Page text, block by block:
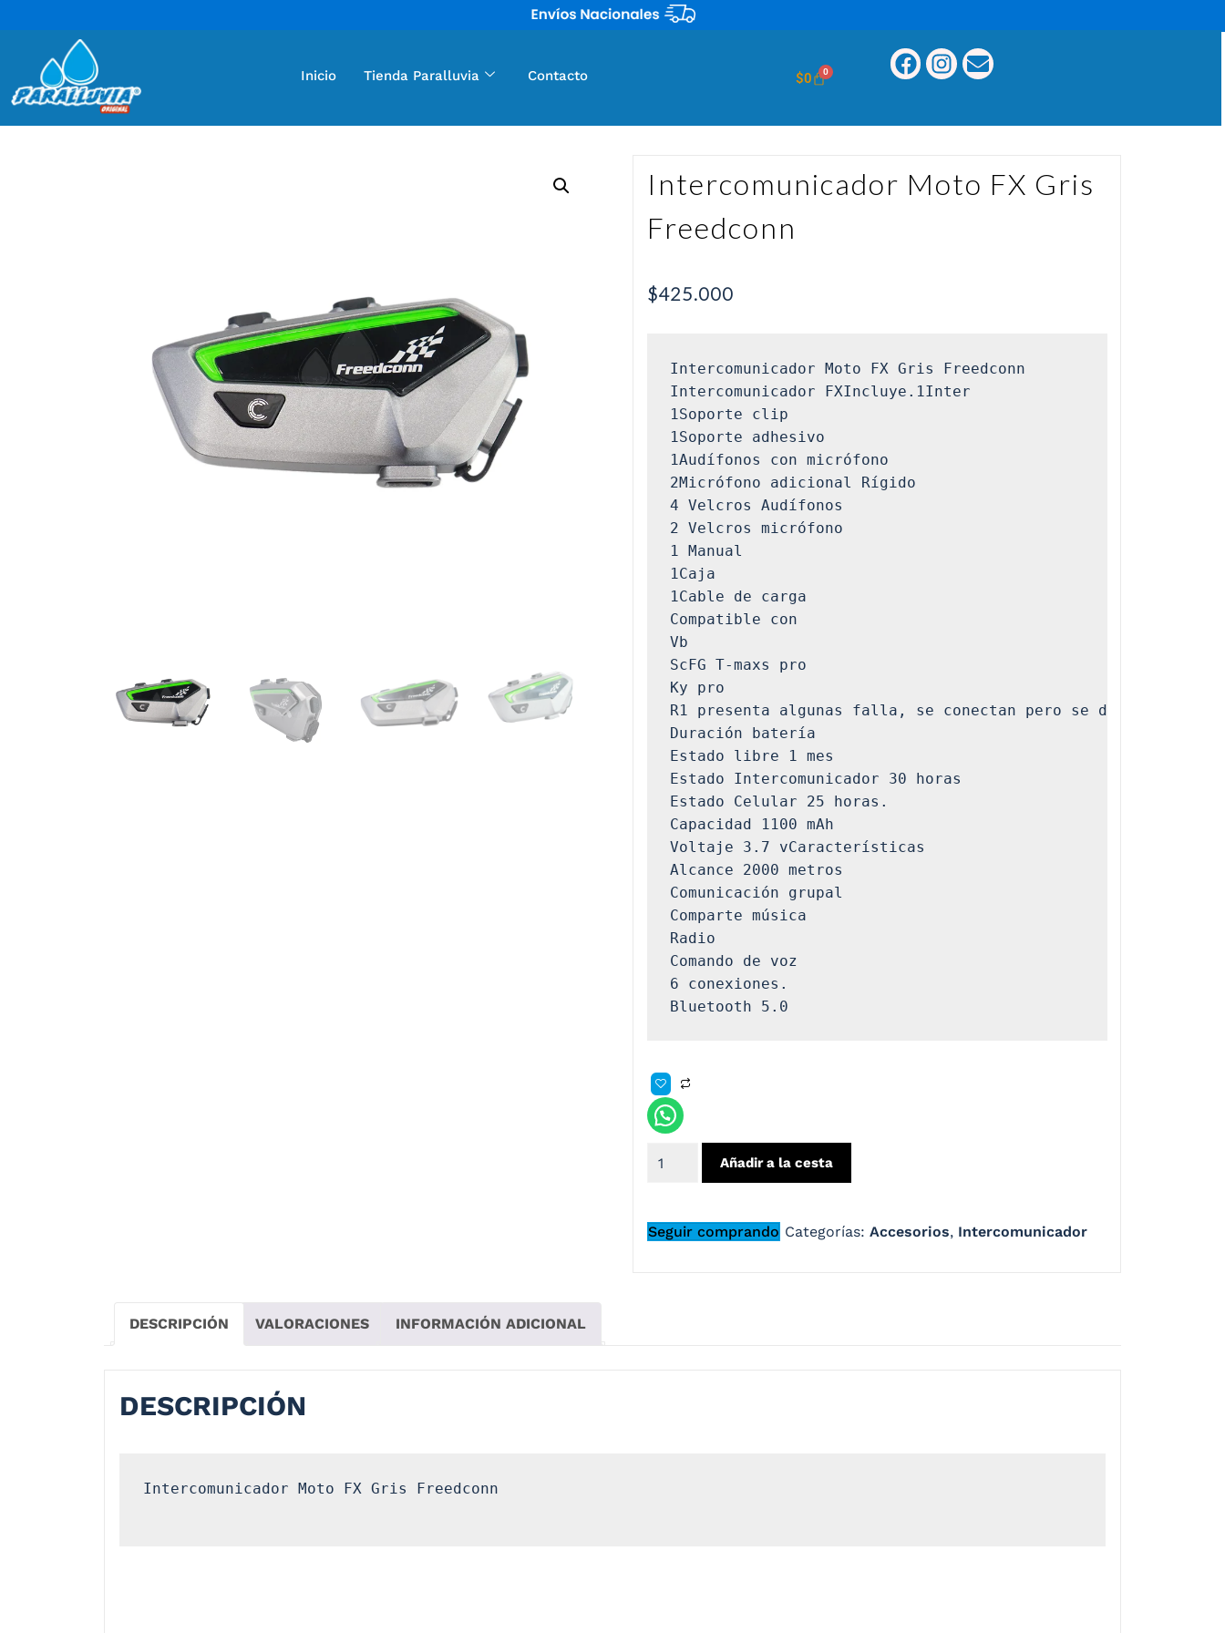
Inicio Tienda Paralluvia Contacto $0 0
Intercomunicador Moto FX Gris
Freedconn
$425.000
Intercomunicador Moto FX Gris Freedconn
Intercomunicador FXIncluye.1Inter
1Soporte clip
1Soporte adhesivo
1Audífonos con micrófono
2Micrófono adicional Rígido
4 Velcros Audífonos
2 Velcros micrófono
1 Manual
1Caja
1Cable de carga
Compatible con
Vb
ScFG T-maxs pro
Ky pro
R1 presenta algunas falla, se conectan pero se demora en
Duración batería
Estado libre 1 mes
Estado Intercomunicador 30 horas
Estado Celular 25 horas.
Capacidad 1100 mAh
Voltaje 3.7 vCaracterísticas
Alcance 2000 metros
Comunicación grupal
Comparte música
Radio
Comando de voz
6 conexiones.
Bluetooth 5.0
Añadir a la cesta
Seguir comprando Categorías: Accesorios, Intercomunicador
DESCRIPCIÓN VALORACIONES INFORMACIÓN ADICIONAL
DESCRIPCIÓN
Intercomunicador Moto FX Gris Freedconn